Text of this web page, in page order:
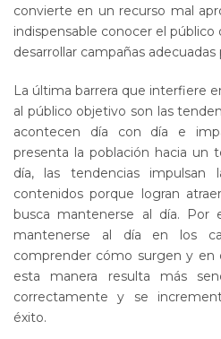
convierte en un recurso mal
indispensable conocer el público
desarrollar campañas adecuadas
La última barrera que interfiere
al público objetivo son las
acontecen día con día e
presenta la población hacia un
día, las tendencias impulsan
contenidos porque logran
busca mantenerse al día. Por
mantenerse al día en los
comprender cómo surgen y
esta manera resulta más
correctamente y se
éxito.